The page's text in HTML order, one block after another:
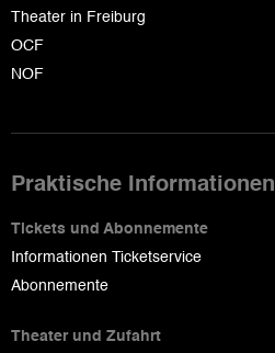
Theater in Freiburg
OCF
NOF
Praktische Informationen
Tickets und Abonnemente
Informationen Ticketservice
Abonnemente
Theater und Zufahrt